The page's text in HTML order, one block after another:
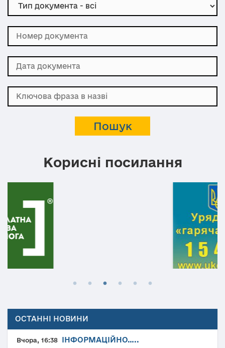
Корисні посилання
ОСТАННІ НОВИНИ
Вчора, 16:38 ІНФОРМАЦІЙНО…..